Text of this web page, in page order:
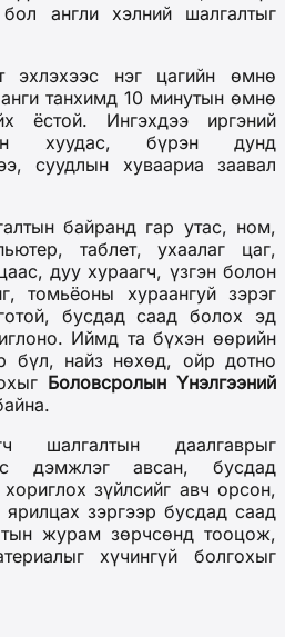
англи хэлний шалгалтыг
эхлэхээс нэг цагийн өмнө
танхимд 10 минутын өмнө
ёстой. Ингэхдээ иргэний
хуудас, бүрэн дунд
суудлын хуваариа заавал
байранд гар утас, ном,
таблет, ухаалаг цаг,
дуу хураагч, үзгэн болон
томьёоны хураангуй зэрэг
бусдад саад болох эд
Иймд та бүхэн өөрийн
бүл, найз нөхөд, ойр дотно
Боловсролын Үнэлгээний
шалгалтын даалгаврыг
дэмжлэг авсан, бусдад
зүйлсийг авч орсон,
зэргээр бусдад саад
журам зөрчсөнд тооцож,
хүчингүй болгохыг